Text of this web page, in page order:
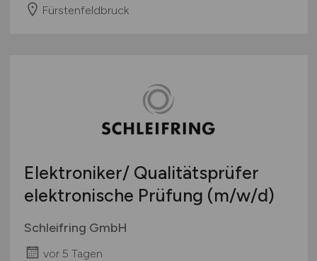
Fürstenfeldbruck
Elektroniker/ Qualitätsprüfer
elektronische Prüfung (m/w/d)
Schleifring GmbH
vor 5 Tagen